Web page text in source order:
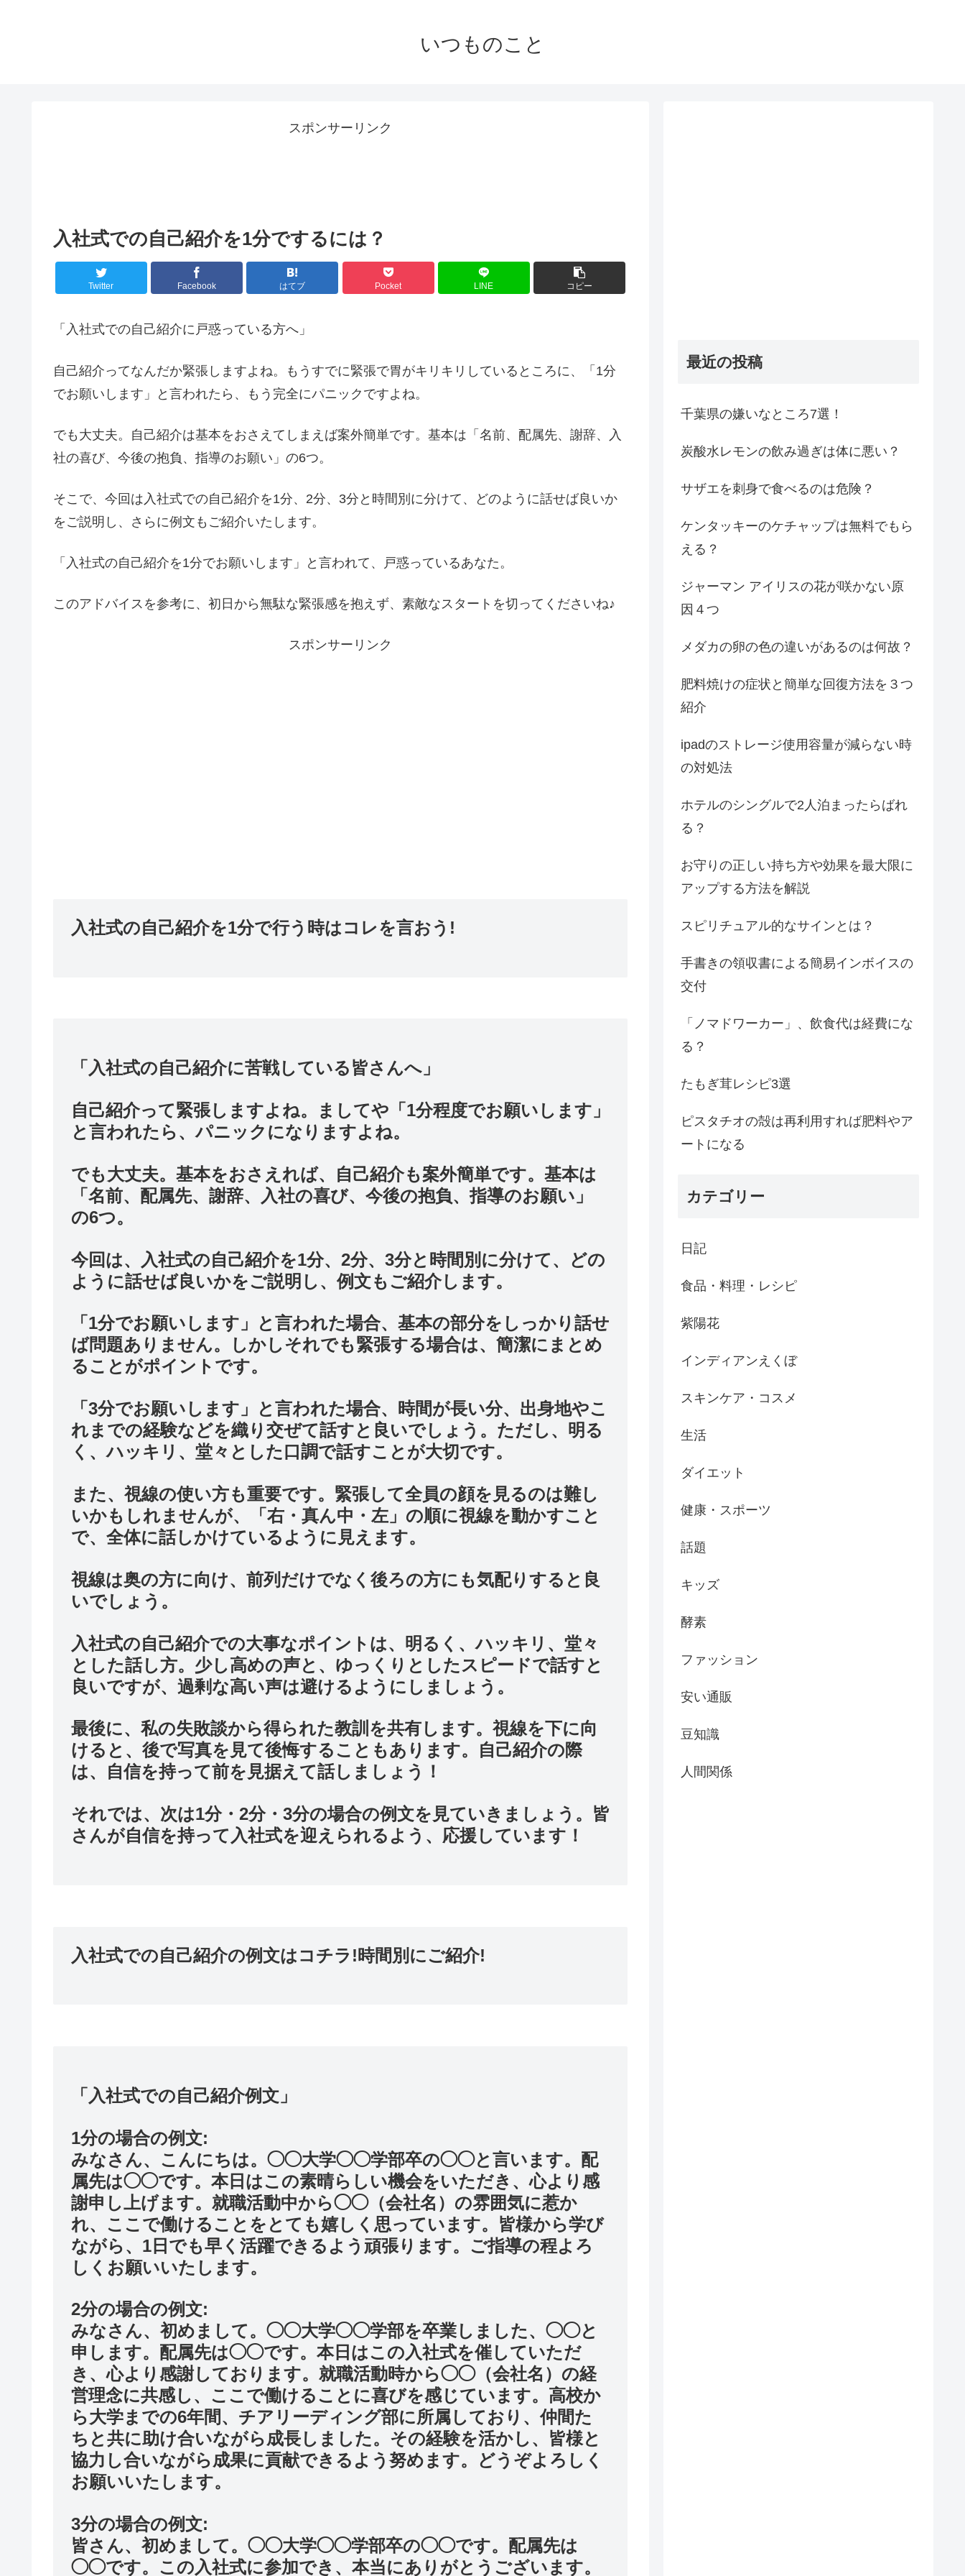
いつものこと
スポンサーリンク
入社式での自己紹介を1分でするには？
Twitter Facebook はてブ Pocket LINE コピー
「入社式での自己紹介に戸惑っている方へ」
自己紹介ってなんだか緊張しますよね。もうすでに緊張で胃がキリキリしているところに、「1分
でお願いします」と言われたら、もう完全にパニックですよね。
でも大丈夫。自己紹介は基本をおさえてしまえば案外簡単です。基本は「名前、配属先、謝辞、入
社の喜び、今後の抱負、指導のお願い」の6つ。
そこで、今回は入社式での自己紹介を1分、2分、3分と時間別に分けて、どのように話せば良いか
をご説明し、さらに例文もご紹介いたします。
「入社式の自己紹介を1分でお願いします」と言われて、戸惑っているあなた。
このアドバイスを参考に、初日から無駄な緊張感を抱えず、素敵なスタートを切ってくださいね♪
スポンサーリンク
入社式の自己紹介を1分で行う時はコレを言おう!
「入社式の自己紹介に苦戦している皆さんへ」
自己紹介って緊張しますよね。ましてや「1分程度でお願いします」
と言われたら、パニックになりますよね。
でも大丈夫。基本をおさえれば、自己紹介も案外簡単です。基本は
「名前、配属先、謝辞、入社の喜び、今後の抱負、指導のお願い」
の6つ。
今回は、入社式の自己紹介を1分、2分、3分と時間別に分けて、どの
ように話せば良いかをご説明し、例文もご紹介します。
「1分でお願いします」と言われた場合、基本の部分をしっかり話せ
ば問題ありません。しかしそれでも緊張する場合は、簡潔にまとめ
ることがポイントです。
「3分でお願いします」と言われた場合、時間が長い分、出身地やこ
れまでの経験などを織り交ぜて話すと良いでしょう。ただし、明る
く、ハッキリ、堂々とした口調で話すことが大切です。
また、視線の使い方も重要です。緊張して全員の顔を見るのは難し
いかもしれませんが、「右・真ん中・左」の順に視線を動かすこと
で、全体に話しかけているように見えます。
視線は奥の方に向け、前列だけでなく後ろの方にも気配りすると良
いでしょう。
入社式の自己紹介での大事なポイントは、明るく、ハッキリ、堂々
とした話し方。少し高めの声と、ゆっくりとしたスピードで話すと
良いですが、過剰な高い声は避けるようにしましょう。
最後に、私の失敗談から得られた教訓を共有します。視線を下に向
けると、後で写真を見て後悔することもあります。自己紹介の際
は、自信を持って前を見据えて話しましょう！
それでは、次は1分・2分・3分の場合の例文を見ていきましょう。皆
さんが自信を持って入社式を迎えられるよう、応援しています！
入社式での自己紹介の例文はコチラ!時間別にご紹介!
「入社式での自己紹介例文」
1分の場合の例文:
みなさん、こんにちは。◯◯大学◯◯学部卒の◯◯と言います。配
属先は◯◯です。本日はこの素晴らしい機会をいただき、心より感
謝申し上げます。就職活動中から◯◯（会社名）の雰囲気に惹か
れ、ここで働けることをとても嬉しく思っています。皆様から学び
ながら、1日でも早く活躍できるよう頑張ります。ご指導の程よろ
しくお願いいたします。
2分の場合の例文:
みなさん、初めまして。◯◯大学◯◯学部を卒業しました、◯◯と
申します。配属先は◯◯です。本日はこの入社式を催していただ
き、心より感謝しております。就職活動時から◯◯（会社名）の経
営理念に共感し、ここで働けることに喜びを感じています。高校か
ら大学までの6年間、チアリーディング部に所属しており、仲間た
ちと共に助け合いながら成長しました。その経験を活かし、皆様と
協力し合いながら成果に貢献できるよう努めます。どうぞよろしく
お願いいたします。
3分の場合の例文:
皆さん、初めまして。◯◯大学◯◯学部卒の◯◯です。配属先は
◯◯です。この入社式に参加でき、本当にありがとうございます。
最近の投稿
千葉県の嫌いなところ7選！
炭酸水レモンの飲み過ぎは体に悪い？
サザエを刺身で食べるのは危険？
ケンタッキーのケチャップは無料でもら
える？
ジャーマン アイリスの花が咲かない原
因４つ
メダカの卵の色の違いがあるのは何故？
肥料焼けの症状と簡単な回復方法を３つ
紹介
ipadのストレージ使用容量が減らない時
の対処法
ホテルのシングルで2人泊まったらばれ
る？
お守りの正しい持ち方や効果を最大限に
アップする方法を解説
スピリチュアル的なサインとは？
手書きの領収書による簡易インボイスの
交付
「ノマドワーカー」、飲食代は経費にな
る？
たもぎ茸レシピ3選
ピスタチオの殻は再利用すれば肥料やア
ートになる
カテゴリー
日記
食品・料理・レシピ
紫陽花
インディアンえくぼ
スキンケア・コスメ
生活
ダイエット
健康・スポーツ
話題
キッズ
酵素
ファッション
安い通販
豆知識
人間関係